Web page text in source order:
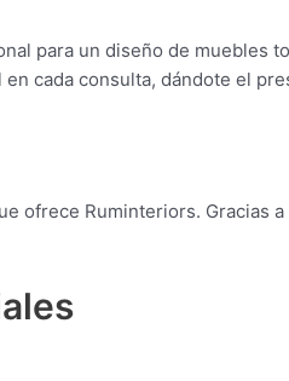
para un diseño de muebles
en cada consulta, dándote el
ofrece Ruminteriors. Gracias